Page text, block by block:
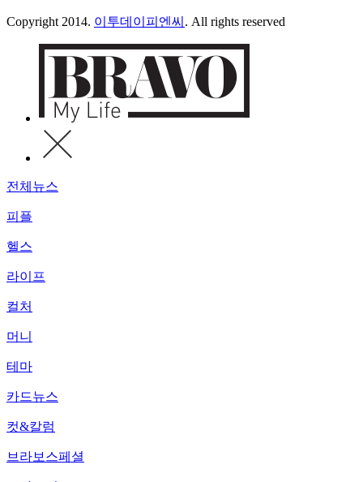
Copyright 2014. 이투데이피엔씨 . All rights reserved
전체뉴스
피플
헬스
라이프
컬처
머니
테마
카드뉴스
컷&칼럼
브라보스페셜